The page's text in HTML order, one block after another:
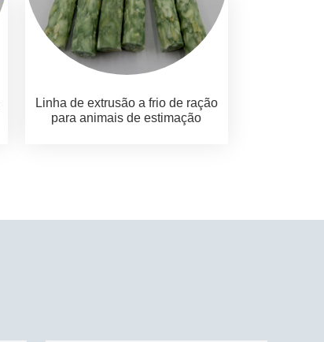
Linha de extrusão a frio de ração
para animais de estimação